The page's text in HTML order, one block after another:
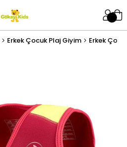
Erkek Çocuk Plaj Giyim Erkek